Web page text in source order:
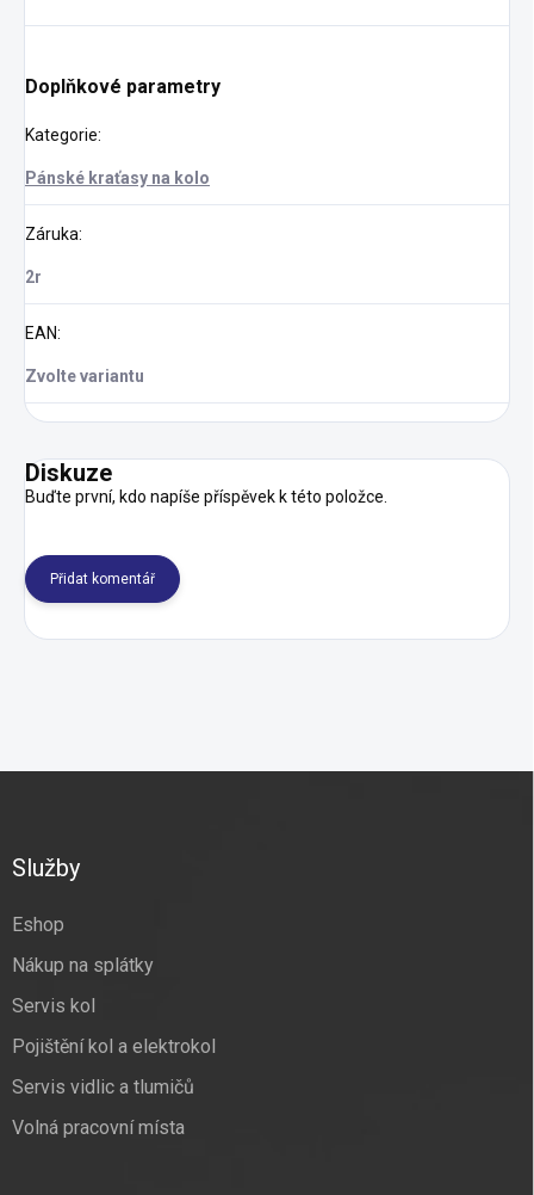
Doplňkové parametry
Kategorie:
Pánské kraťasy na kolo
Záruka:
2r
EAN:
Zvolte variantu
Diskuze
Buďte první, kdo napíše příspěvek k této položce.
Přidat komentář
Služby
Eshop
Nákup na splátky
Servis kol
Pojištění kol a elektrokol
Servis vidlic a tlumičů
Volná pracovní místa